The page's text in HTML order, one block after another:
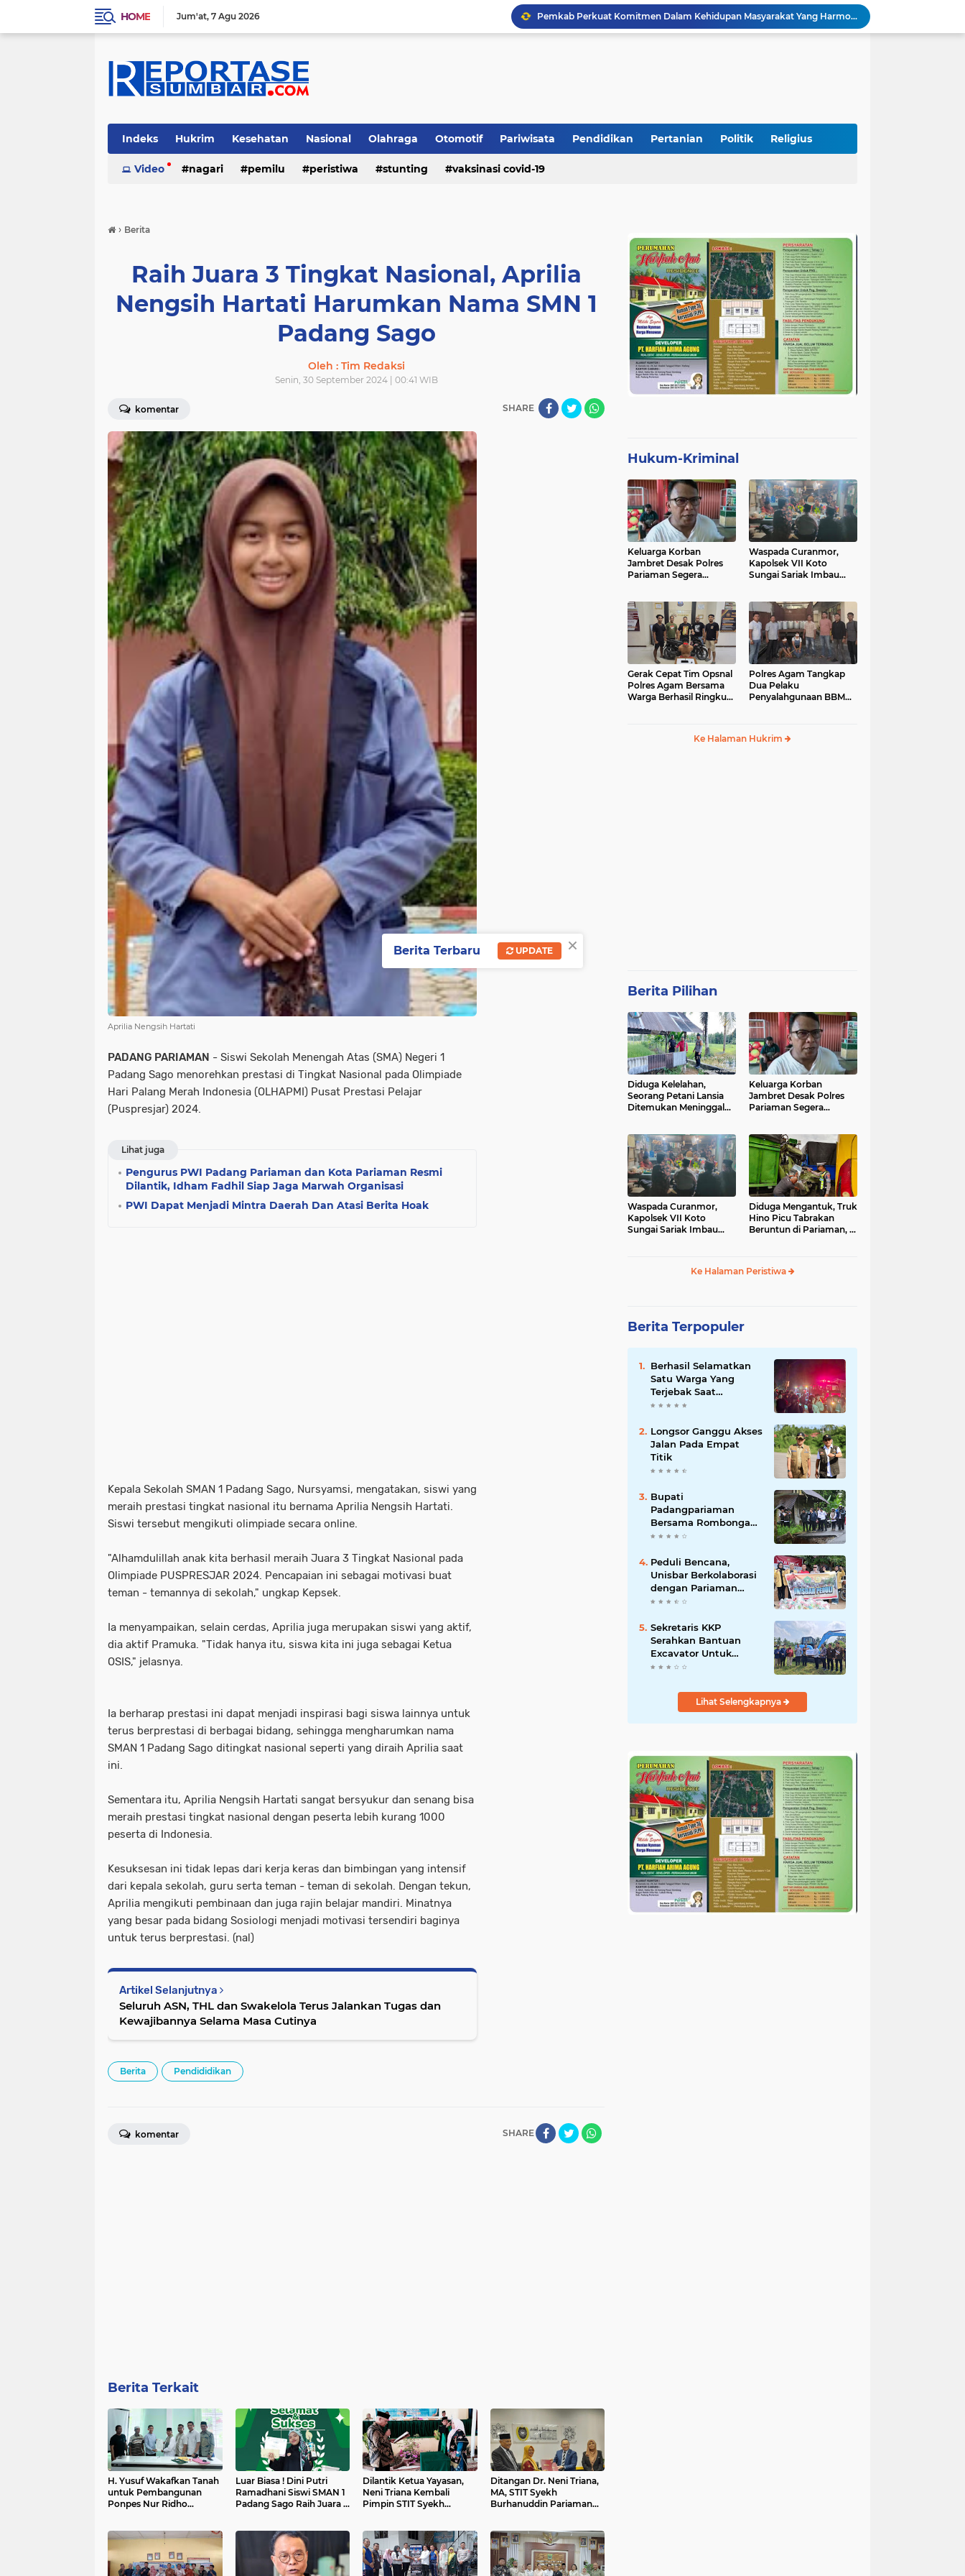
HOME Jum'at 7 Agu 2026
Pemkab Perkuat Komitmen Dalam Kehidupan Masyarakat Yang Harmonis
Diduga Akibat Puntung Rokok, Satu Pohon Cemara di Pantai Kata Pariaman Terbakar
Longsor Ganggu Akses Jalan Pada Empat Titik
Mengakhiri Pecah Kongsi Pimpinan Pemda
Indeks Hukrim Kesehatan Nasional Olahraga Otomotif Pariwisata Pendidikan Pertanian Politik Religius
Video nagari pemilu peristiwa stunting vaksinasi covid-19
› Berita
Raih Juara 3 Tingkat Nasional, Aprilia
Nengsih Hartati Harumkan Nama SMN 1
Padang Sago
Oleh : Tim Redaksi
Senin, 30 September 2024 | 00:41 WIB
komentar SHARE
Aprilia Nengsih Hartati
PADANG PARIAMAN - Siswi Sekolah Menengah Atas (SMA) Negeri 1
Padang Sago menorehkan prestasi di Tingkat Nasional pada Olimpiade
Hari Palang Merah Indonesia (OLHAPMI) Pusat Prestasi Pelajar
(Puspresjar) 2024.
Lihat juga
Pengurus PWI Padang Pariaman dan Kota Pariaman Resmi
Dilantik, Idham Fadhil Siap Jaga Marwah Organisasi
PWI Dapat Menjadi Mintra Daerah Dan Atasi Berita Hoak
Kepala Sekolah SMAN 1 Padang Sago, Nursyamsi, mengatakan, siswi yang
meraih prestasi tingkat nasional itu bernama Aprilia Nengsih Hartati.
Siswi tersebut mengikuti olimpiade secara online.
"Alhamdulillah anak kita berhasil meraih Juara 3 Tingkat Nasional pada
Olimpiade PUSPRESJAR 2024. Pencapaian ini sebagai motivasi buat
teman - temannya di sekolah," ungkap Kepsek.
Ia menyampaikan, selain cerdas, Aprilia juga merupakan siswi yang aktif,
dia aktif Pramuka. "Tidak hanya itu, siswa kita ini juga sebagai Ketua
OSIS," jelasnya.
Ia berharap prestasi ini dapat menjadi inspirasi bagi siswa lainnya untuk
terus berprestasi di berbagai bidang, sehingga mengharumkan nama
SMAN 1 Padang Sago ditingkat nasional seperti yang diraih Aprilia saat
ini.
Sementara itu, Aprilia Nengsih Hartati sangat bersyukur dan senang bisa
meraih prestasi tingkat nasional dengan peserta lebih kurang 1000
peserta di Indonesia.
Kesuksesan ini tidak lepas dari kerja keras dan bimbingan yang intensif
dari kepala sekolah, guru serta teman - teman di sekolah. Dengan tekun,
Aprilia mengikuti pembinaan dan juga rajin belajar mandiri. Minatnya
yang besar pada bidang Sosiologi menjadi motivasi tersendiri baginya
untuk terus berprestasi. (nal)
Artikel Selanjutnya
Seluruh ASN, THL dan Swakelola Terus Jalankan Tugas dan
Kewajibannya Selama Masa Cutinya
Berita Pendididikan
SHARE
komentar
Berita Terkait
H. Yusuf Wakafkan Tanah
untuk Pembangunan
Ponpes Nur Ridho
Luar Biasa ! Dini Putri
Ramadhani Siswi SMAN 1
Padang Sago Raih Juara 3
Dilantik Ketua Yayasan,
Neni Triana Kembali
Pimpin STIT Syekh
Ditangan Dr. Neni Triana,
MA, STIT Syekh
Burhanuddin Pariaman
Hukum-Kriminal
Keluarga Korban
Jambret Desak Polres
Pariaman Segera
Waspada Curanmor,
Kapolsek VII Koto
Sungai Sariak Imbau
Gerak Cepat Tim Opsnal
Polres Agam Bersama
Warga Berhasil Ringkus
Polres Agam Tangkap
Dua Pelaku
Penyalahgunaan BBM
Ke Halaman Hukrim
Berita Pilihan
Diduga Kelelahan,
Seorang Petani Lansia
Ditemukan Meninggal
Keluarga Korban
Jambret Desak Polres
Pariaman Segera
Waspada Curanmor,
Kapolsek VII Koto
Sungai Sariak Imbau
Diduga Mengantuk, Truk
Hino Picu Tabrakan
Beruntun di Pariaman, 5
Ke Halaman Peristiwa
Berita Terpopuler
Berhasil Selamatkan
Satu Warga Yang
Terjebak Saat
Kebakaran
Longsor Ganggu Akses
Jalan Pada Empat
Titik
Bupati
Padangpariaman
Bersama Rombongan
Jemput Aspirasi
Peduli Bencana,
Unisbar Berkolaborasi
dengan Pariaman
Women Power
untuk Korban Banjir di
Padang
Sekretaris KKP
Serahkan Bantuan
Excavator Untuk
Pelaku Usaha
Lihat Selengkapnya
×
Berita Terbaru UPDATE